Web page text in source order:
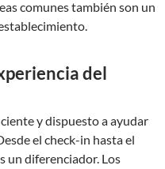
comunes también son un
del
y dispuesto a ayudar
el check-in hasta el
un diferenciador. Los